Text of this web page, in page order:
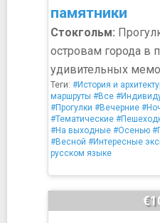
памятники
Стокгольм:
островам города в
удивительных
Теги: #История и
маршруты #Все
#Прогулки #Вечерние
#Тематические
#На выходные #Осенью
#Весной #Интересные
русском языке